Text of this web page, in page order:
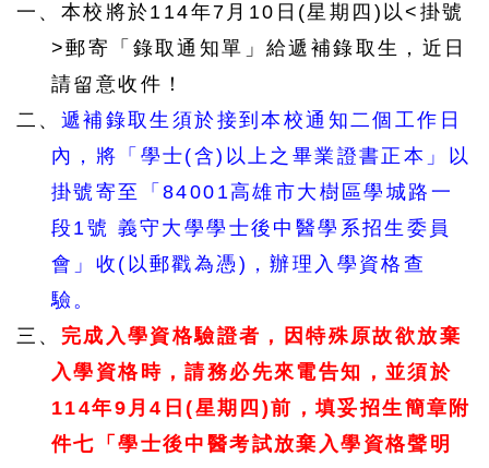
一、本校將於114年7月10日 (星期四 ) 以< 掛號
>郵寄「錄取通知單」給遞補錄取生，近日
請留意收件！
二、 遞補錄取生須於接到本校通知二個工作日
內，將「學士(含) 以上之畢業證書正本」以
掛號寄至「 84001高雄市大樹區學城路一
段1號 義守大學學士後中醫學系招生委員
會」收 ( 以郵戳為憑 ) ，辦理入學資格查
驗。
三、 完成入學資格驗證者，因特殊原故欲放棄
入學資格時，請務必先來電告知，並須於
114年9 月4 日(星期四 )前，填妥招生簡章附
件七「學士後中醫考試放棄入學資格聲明